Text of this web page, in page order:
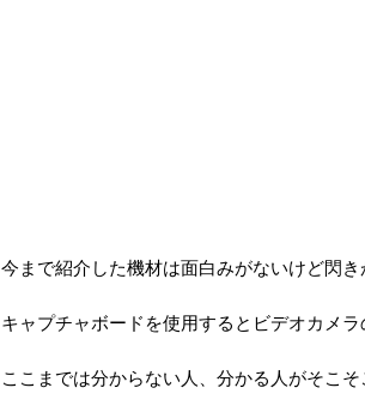
今まで紹介した機材は面白みがないけど閃き
キャプチャボードを使用するとビデオカメラ
ここまでは分からない人、分かる人がそこそ